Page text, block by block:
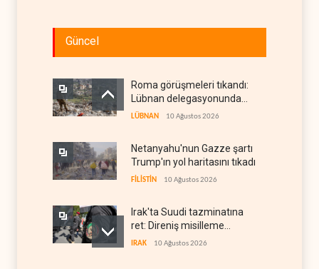
Güncel
Roma görüşmeleri tıkandı:
Lübnan delegasyonunda
anlaşmazlık çıktı
LÜBNAN 10 Ağustos 2026
Netanyahu'nun Gazze şartı
Trump'ın yol haritasını tıkadı
FİLİSTİN 10 Ağustos 2026
Irak'ta Suudi tazminatına
ret: Direniş misilleme
şartında ısrarlı
IRAK 10 Ağustos 2026